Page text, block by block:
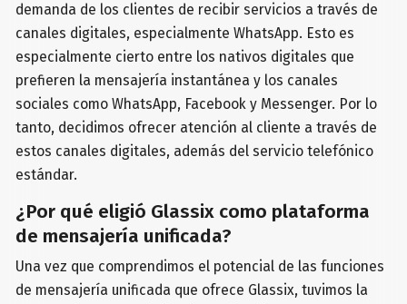
demanda de los clientes de recibir servicios a través de
canales digitales, especialmente WhatsApp. Esto es
especialmente cierto entre los nativos digitales que
prefieren la mensajería instantánea y los canales
sociales como WhatsApp, Facebook y Messenger. Por lo
tanto, decidimos ofrecer atención al cliente a través de
estos canales digitales, además del servicio telefónico
estándar.
¿Por qué eligió Glassix como plataforma
de mensajería unificada?
Una vez que comprendimos el potencial de las funciones
de mensajería unificada que ofrece Glassix, tuvimos la